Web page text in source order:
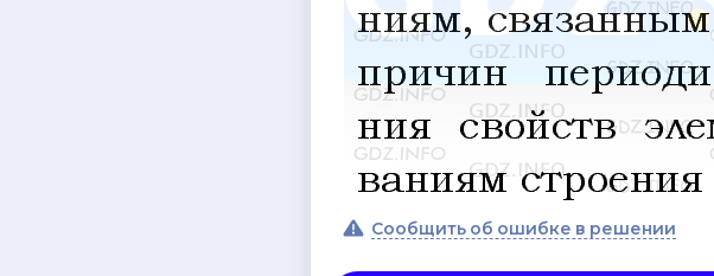
Сообщить об ошибке в решении